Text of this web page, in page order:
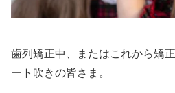
歯列矯正中、またはこれから矯
ート吹きの皆さま。